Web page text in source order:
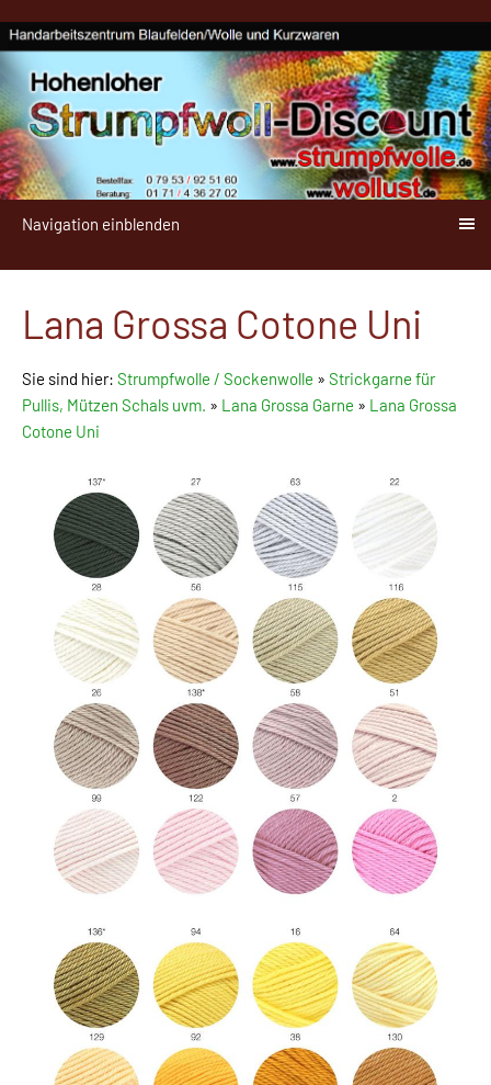
Navigation einblenden
Lana Grossa Cotone Uni
Sie sind hier: Strumpfwolle / Sockenwolle » Strickgarne für
Pullis, Mützen Schals uvm. » Lana Grossa Garne » Lana Grossa
Cotone Uni